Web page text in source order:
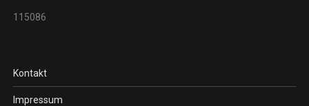
115086
Kontakt
Impressum